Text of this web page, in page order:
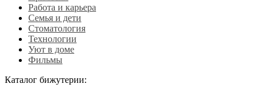
Работа и карьера
Семья и дети
Стоматология
Технологии
Уют в доме
Фильмы
Каталог бижутерии: